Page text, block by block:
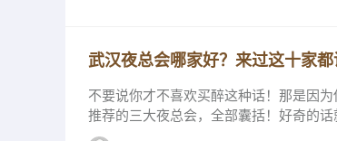
武汉夜总会哪家好？来过这十家
不要说你才不喜欢买醉这种话！那是因
推荐的三大夜总会，全部囊括！好奇的